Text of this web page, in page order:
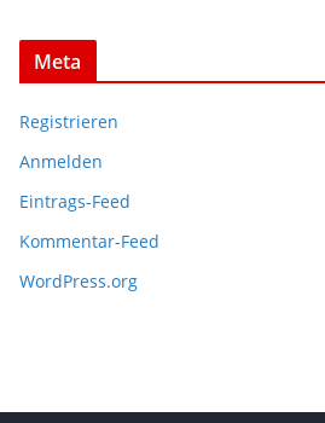
Meta
Registrieren
Anmelden
Eintrags-Feed
Kommentar-Feed
WordPress.org